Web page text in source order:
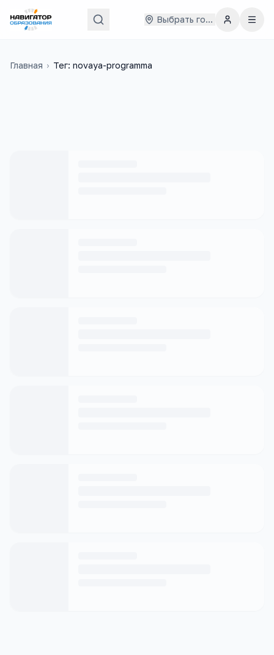
Выбрать город
Главная › Тег: novaya-programma